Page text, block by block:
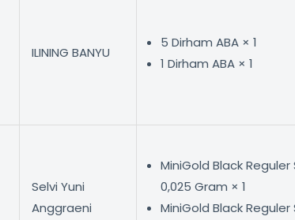
ILINING BANYU
5 Dirham ABA × 1
1 Dirham ABA × 1
Selvi Yuni
Anggraeni
MiniGold Black Reguler
0,025 Gram × 1
MiniGold Black Reguler